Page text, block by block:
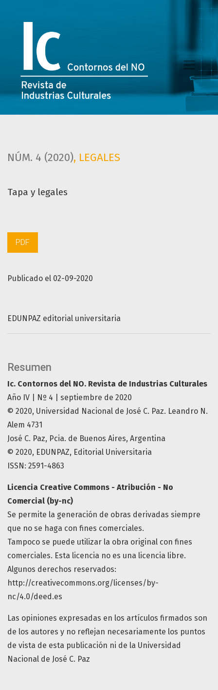
Tapa y legales
NÚM. 4 (2020), LEGALES
Tapa y legales
Publicado el 02-09-2020
PDF
EDUNPAZ editorial universitaria
Resumen
Ic. Contornos del NO. Revista de Industrias Culturales
Año IV | Nº 4 | septiembre de 2020
© 2020, Universidad Nacional de José C. Paz. Leandro N.
Alem 4731
José C. Paz, Pcia. de Buenos Aires, Argentina
© 2020, EDUNPAZ, Editorial Universitaria
ISSN: 2591-4863
Licencia Creative Commons - Atribución - No
Comercial (by-nc)
Se permite la generación de obras derivadas siempre
que no se haga con fines comerciales.
Tampoco se puede utilizar la obra original con fines
comerciales. Esta licencia no es una licencia libre.
Algunos derechos reservados:
http://creativecommons.org/licenses/by-
nc/4.0/deed.es
Las opiniones expresadas en los artículos firmados son
de los autores y no reflejan necesariamente los puntos
de vista de esta publicación ni de la Universidad
Nacional de José C. Paz